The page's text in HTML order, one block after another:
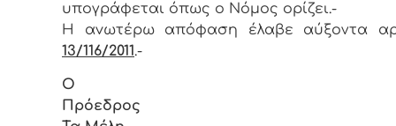
υπoγράφεται όπως o Νόμoς oρίζει.-
Η αvωτέρω απόφαση έλαβε αύξοντα
13/116/2011.-
Ο